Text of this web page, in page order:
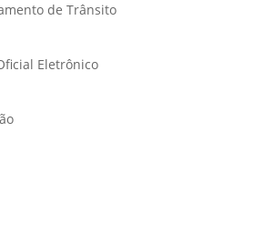
de Trânsito
Eletrônico